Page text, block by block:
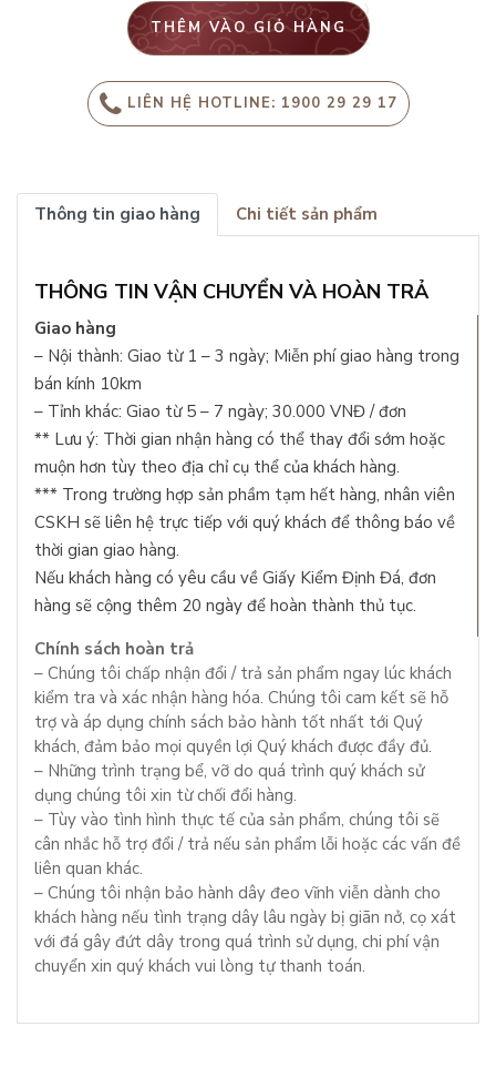
THÊM VÀO GIỎ HÀNG
LIÊN HỆ HOTLINE: 1900 29 29 17
Thông tin giao hàng Chi tiết sản phẩm
THÔNG TIN VẬN CHUYỂN VÀ HOÀN TRẢ
Giao hàng
– Nội thành: Giao từ 1 – 3 ngày; Miễn phí giao hàng trong
bán kính 10km
– Tỉnh khác: Giao từ 5 – 7 ngày; 30.000 VNĐ / đơn
** Lưu ý: Thời gian nhận hàng có thể thay đổi sớm hoặc
muộn hơn tùy theo địa chỉ cụ thể của khách hàng.
*** Trong trường hợp sản phầm tạm hết hàng, nhân viên
CSKH sẽ liên hệ trực tiếp với quý khách để thông báo về
thời gian giao hàng.
Nếu khách hàng có yêu cầu về Giấy Kiểm Định Đá, đơn
hàng sẽ cộng thêm 20 ngày để hoàn thành thủ tục.
Chính sách hoàn trả
– Chúng tôi chấp nhận đổi / trả sản phẩm ngay lúc khách
kiểm tra và xác nhận hàng hóa. Chúng tôi cam kết sẽ hỗ
trợ và áp dụng chính sách bảo hành tốt nhất tới Quý
khách, đảm bảo mọi quyền lợi Quý khách được đầy đủ.
– Những trình trạng bể, vỡ do quá trình quý khách sử
dụng chúng tôi xin từ chối đổi hàng.
– Tùy vào tình hình thực tế của sản phẩm, chúng tôi sẽ
cân nhắc hỗ trợ đổi / trả nếu sản phẩm lỗi hoặc các vấn đề
liên quan khác.
– Chúng tôi nhận bảo hành dây đeo vĩnh viễn dành cho
khách hàng nếu tình trạng dây lâu ngày bị giãn nở, cọ xát
với đá gây đứt dây trong quá trình sử dụng, chi phí vận
chuyển xin quý khách vui lòng tự thanh toán.